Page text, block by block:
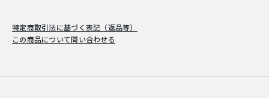
特定商取引法に基づく表記（返品等）
この商品について問い合わせる